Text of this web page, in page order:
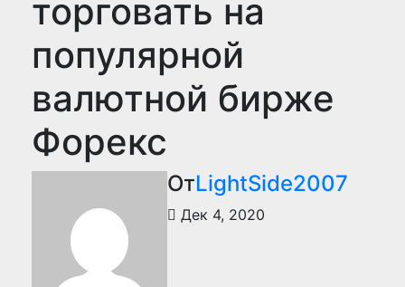
торговать на
популярной
валютной бирже
Форекс
ОтLightSide2007
Дек 4, 2020